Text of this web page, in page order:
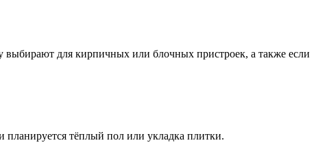
для кирпичных или блочных пристроек, а также если
тёплый пол или укладка плитки.